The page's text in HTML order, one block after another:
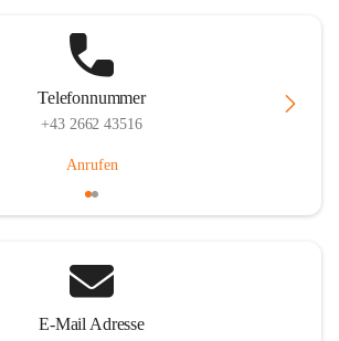
Telefonnummer
+43 2662 43516
Anrufen
E-Mail Adresse